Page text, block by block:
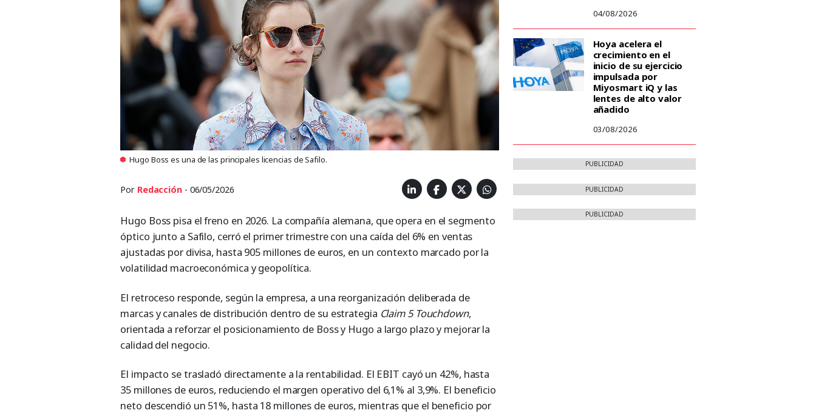
Hugo Boss es una de las principales licencias de Safilo.
Por Redacción- 06/05/2026
Hugo Boss pisa el freno en 2026. La compañía alemana, que opera en el segmento
óptico junto a Safilo, cerró el primer trimestre con una caída del 6% en ventas
ajustadas por divisa, hasta 905 millones de euros, en un contexto marcado por la
volatilidad macroeconómica y geopolítica.
El retroceso responde, según la empresa, a una reorganización deliberada de
marcas y canales de distribución dentro de su estrategia Claim 5 Touchdown,
orientada a reforzar el posicionamiento de Boss y Hugo a largo plazo y mejorar la
calidad del negocio.
El impacto se trasladó directamente a la rentabilidad. El EBIT cayó un 42%, hasta
35 millones de euros, reduciendo el margen operativo del 6,1% al 3,9%. El beneficio
neto descendió un 51%, hasta 18 millones de euros, mientras que el beneficio por
04/08/2026
Hoya acelera el
crecimiento en el
inicio de su ejercicio
impulsada por
Miyosmart iQ y las
lentes de alto valor
añadido
03/08/2026
PUBLICIDAD
PUBLICIDAD
PUBLICIDAD